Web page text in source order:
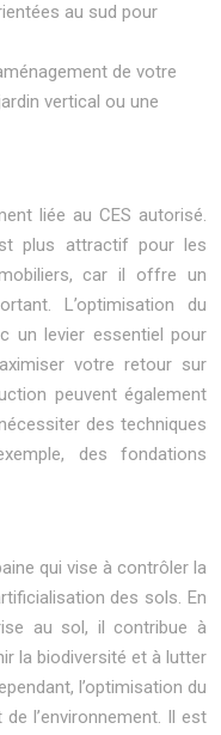
au sud pour
de votre
vertical ou une
liée au CES autorisé.
plus attractif pour les
car il offre un
L’optimisation du
un levier essentiel pour
votre retour sur
peuvent également
des techniques
des fondations
qui vise à contrôler la
des sols. En
au sol, il contribue à
la biodiversité et à lutter
l’optimisation du
l’environnement. Il est